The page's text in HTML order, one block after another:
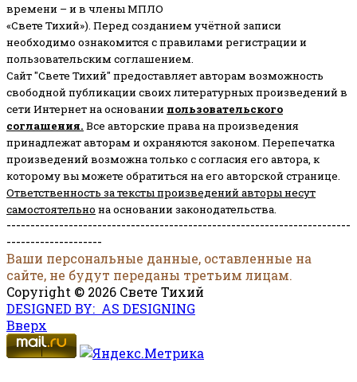
времени – и в члены МПЛО
«Свете Тихий»). Перед созданием учётной записи
необходимо ознакомится с правилами регистрации и
пользовательским соглашением.
Сайт "Свете Тихий" предоставляет авторам возможность
свободной публикации своих литературных произведений в
сети Интернет на основании пользовательского
соглашения. Все авторские права на произведения
принадлежат авторам и охраняются законом. Перепечатка
произведений возможна только с согласия его автора, к
которому вы можете обратиться на его авторской странице.
Ответственность за тексты произведений авторы несут
самостоятельно на основании законодательства.
------------------------------------------------------------------------
--------------------
Ваши персональные данные, оставленные на
сайте, не будут переданы третьим лицам.
Copyright © 2026 Свете Тихий
DESIGNED BY: AS DESIGNING
Вверх